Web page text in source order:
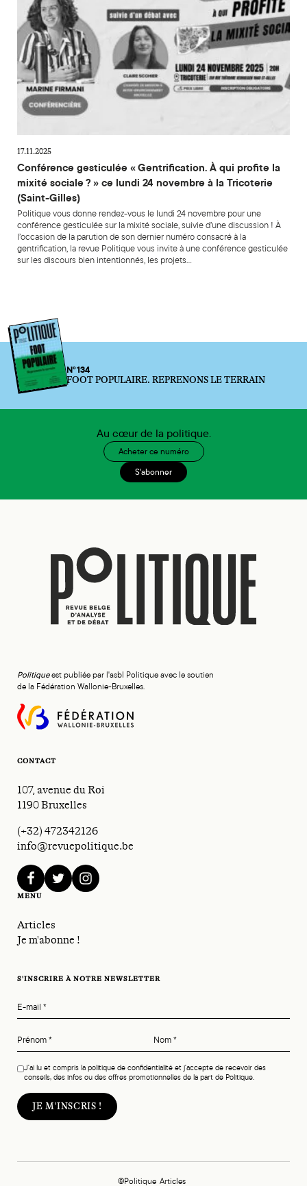
17.11.2025
Conférence gesticulée « Gentrification. À qui profite la
mixité sociale ? » ce lundi 24 novembre à la Tricoterie
(Saint-Gilles)
Politique vous donne rendez-vous le lundi 24 novembre pour une
conférence gesticulée sur la mixité sociale, suivie d’une discussion ! À
l’occasion de la parution de son dernier numéro consacré à la
gentrification, la revue Politique vous invite à une conférence gesticulée
sur les discours bien intentionnés, les projets…
N°134
FOOT POPULAIRE. REPRENONS LE TERRAIN
Au cœur de la politique.
Acheter ce numéro
S'abonner
Politiqueest publiée par l'asbl Politique avec le soutien
de la Fédération Wallonie-Bruxelles.
CONTACT
107, avenue du Roi
1190 Bruxelles
(+32) 472342126
info@revuepolitique.be
facebooktwitterinstagram
MENU
Articles
Je m'abonne !
S'INSCRIRE À NOTRE NEWSLETTER
E-mail *
Prénom* Nom*
J'ai lu et compris la politique de confidentialité et j'accepte de recevoir des
conseils, des infos ou des offres promotionnelles de la part de Politique.
©Politique Articles